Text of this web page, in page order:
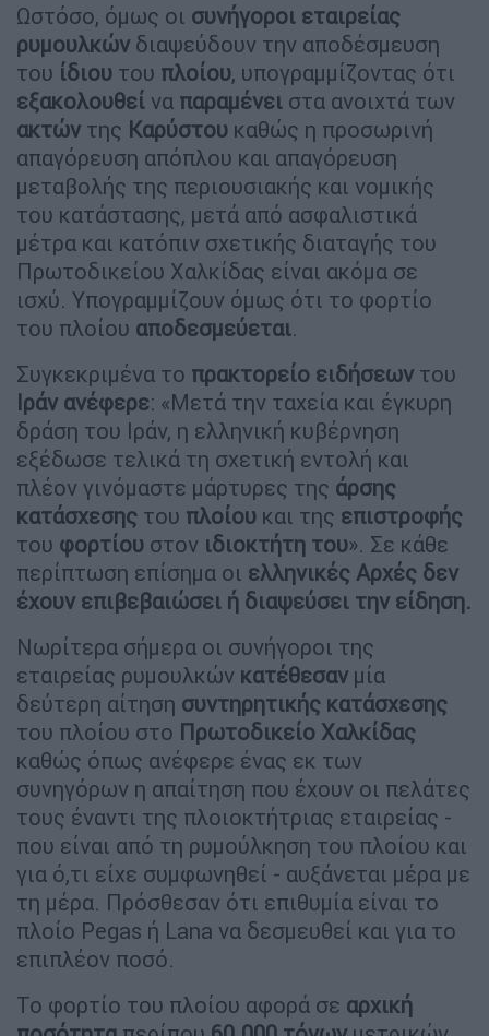
Ωστόσο, όμως οι συνήγοροι εταιρείας
ρυμουλκών διαψεύδουν την αποδέσμευση
του ίδιου του πλοίου, υπογραμμίζοντας ότι
εξακολουθεί να παραμένει στα ανοιχτά των
ακτών της Καρύστου καθώς η προσωρινή
απαγόρευση απόπλου και απαγόρευση
μεταβολής της περιουσιακής και νομικής
του κατάστασης, μετά από ασφαλιστικά
μέτρα και κατόπιν σχετικής διαταγής του
Πρωτοδικείου Χαλκίδας είναι ακόμα σε
ισχύ. Υπογραμμίζουν όμως ότι το φορτίο
του πλοίου αποδεσμεύεται.
Συγκεκριμένα το πρακτορείο ειδήσεων του
Ιράν ανέφερε: «Μετά την ταχεία και έγκυρη
δράση του Ιράν, η ελληνική κυβέρνηση
εξέδωσε τελικά τη σχετική εντολή και
πλέον γινόμαστε μάρτυρες της άρσης
κατάσχεσης του πλοίου και της επιστροφής
του φορτίου στον ιδιοκτήτη του». Σε κάθε
περίπτωση επίσημα οι ελληνικές Αρχές δεν
έχουν επιβεβαιώσει ή διαψεύσει την είδηση.
Νωρίτερα σήμερα οι συνήγοροι της
εταιρείας ρυμουλκών κατέθεσαν μία
δεύτερη αίτηση συντηρητικής κατάσχεσης
του πλοίου στο Πρωτοδικείο Χαλκίδας
καθώς όπως ανέφερε ένας εκ των
συνηγόρων η απαίτηση που έχουν οι πελάτες
τους έναντι της πλοιοκτήτριας εταιρείας -
που είναι από τη ρυμούλκηση του πλοίου και
για ό,τι είχε συμφωνηθεί - αυξάνεται μέρα με
τη μέρα. Πρόσθεσαν ότι επιθυμία είναι το
πλοίο Pegas ή Lana να δεσμευθεί και για το
επιπλέον ποσό.
Το φορτίο του πλοίου αφορά σε αρχική